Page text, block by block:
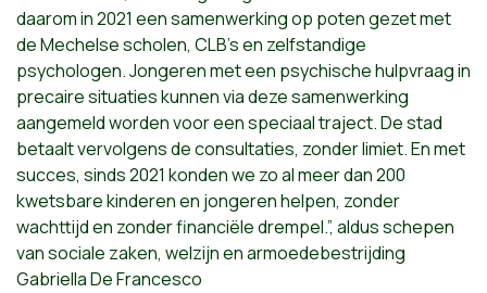
daarom in 2021 een samenwerking op poten gezet met
de Mechelse scholen, CLB’s en zelfstandige
psychologen. Jongeren met een psychische hulpvraag in
precaire situaties kunnen via deze samenwerking
aangemeld worden voor een speciaal traject. De stad
betaalt vervolgens de consultaties, zonder limiet. En met
succes, sinds 2021 konden we zo al meer dan 200
kwetsbare kinderen en jongeren helpen, zonder
wachttijd en zonder financiële drempel.”, aldus schepen
van sociale zaken, welzijn en armoedebestrijding
Gabriella De Francesco